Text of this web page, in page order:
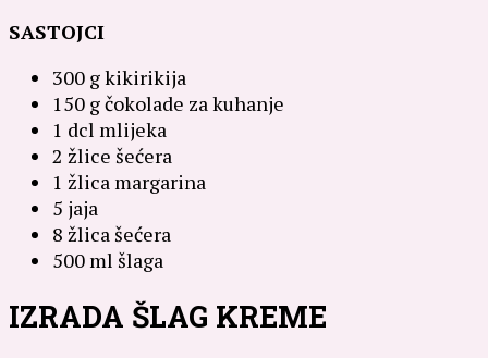
SASTOJCI
300 g kikirikija
150 g čokolade za kuhanje
1 dcl mlijeka
2 žlice šećera
1 žlica margarina
5 jaja
8 žlica šećera
500 ml šlaga
IZRADA ŠLAG KREME